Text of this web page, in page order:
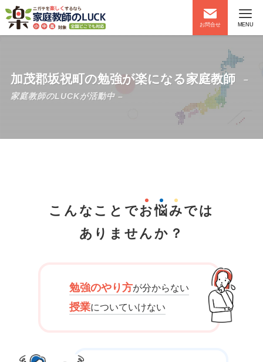
お問合せ MENU
加茂郡坂祝町の勉強が楽になる家庭教師
–
家庭教師のLUCKが活動中 –
こんなことでお悩みでは
ありませんか？
勉強のやり方が分からない
授業についていけない